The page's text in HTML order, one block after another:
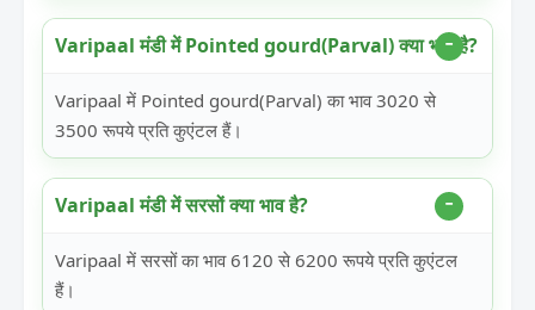
Varipaal मंडी में Pointed gourd(Parval) क्या भाव है?
Varipaal में Pointed gourd(Parval) का भाव 3020 से
3500 रूपये प्रति कुएंटल हैं।
Varipaal मंडी में सरसों क्या भाव है?
Varipaal में सरसों का भाव 6120 से 6200 रूपये प्रति कुएंटल
हैं।